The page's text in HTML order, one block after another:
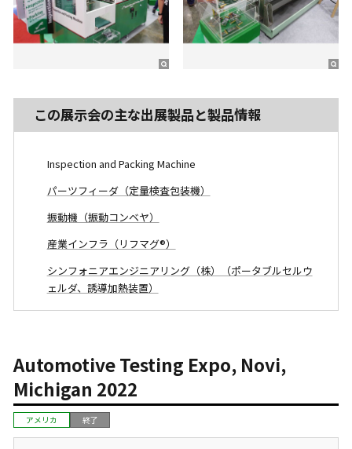
この展示会の主な出展製品と製品情報
Inspection and Packing Machine
パーツフィーダ（定量検査包装機）
振動機（振動コンベヤ）
産業インフラ（リフマグ®）
シンフォニアエンジニアリング（株）（ポータブルセルウ
ェルダ、誘導加熱装置）
Automotive Testing Expo, Novi,
Michigan 2022
アメリカ 終了